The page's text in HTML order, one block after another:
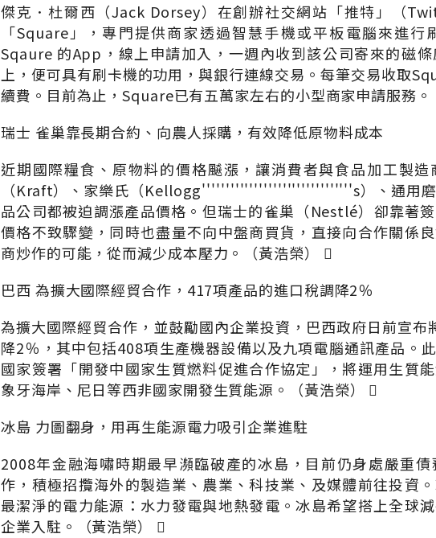
傑克．杜爾西（Jack Dorsey）在創辦社交網站「推特」（
「Square」，專門提供商家透過智慧手機或平板電腦來進
Sqaure 的App，線上申請加入，一週內收到該公司寄來的磁
上，便可具有刷卡機的功用，與銀行連線交易。每筆交易收取
續費。目前為止，Square已有五萬家左右的小型商家申請服務。
瑞士 雀巢靠長期合約、向農人採購，有效降低原物料成本
近期國際糧食、原物料的價格飇漲，讓消費者與食品加工製
（Kraft）、家樂氏（Kellogg''''''''''''''''''''''''''''''''s）、通用磨
品公司都被迫調漲產品價格。但瑞士的雀巢（Nestlé）卻靠著
價格不致驟變，同時也盡量不向中盤商買貨，直接向合作關係
商炒作的可能，從而減少成本壓力。（黃浩榮） 
巴西 為擴大國際經貿合作，417項產品的進口稅調降2％
為擴大國際經貿合作，並鼓勵國內企業投資，巴西政府日前宣布
降2％，其中包括408項生產機器設備以及九項電腦通訊產品。
國家簽署「開發中國家生質燃料促進合作協定」，將運用生質
象牙海岸、尼日等西非國家開發生質能源。（黃浩榮） 
冰島 力圖翻身，用再生能源電力吸引企業進駐
2008年金融海嘯時期最早瀕臨破產的冰島，目前仍身處嚴重
作，積極招攬海外的製造業、農業、科技業、及媒體前往投資
最潔淨的電力能源：水力發電與地熱發電。冰島希望搭上全球
企業入駐。（黃浩榮） 